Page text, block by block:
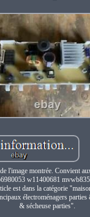
l'image montrée. Convient
w11400681
est dans la catégorie
électroménagers parties
& sécheuse parties".